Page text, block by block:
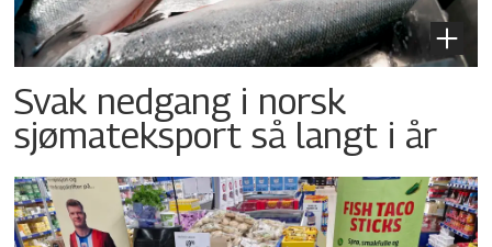
Svak nedgang i norsk
sjømateksport så langt i år